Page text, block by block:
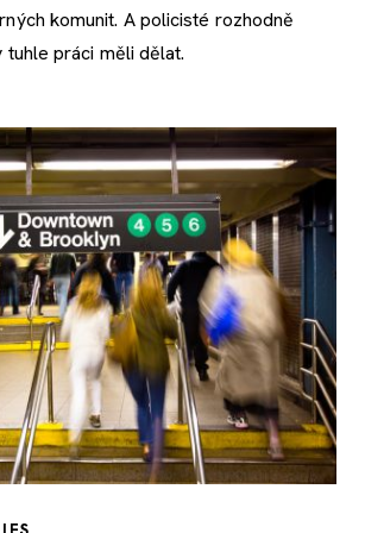
komunit. A policisté rozhodně
práci měli dělat.